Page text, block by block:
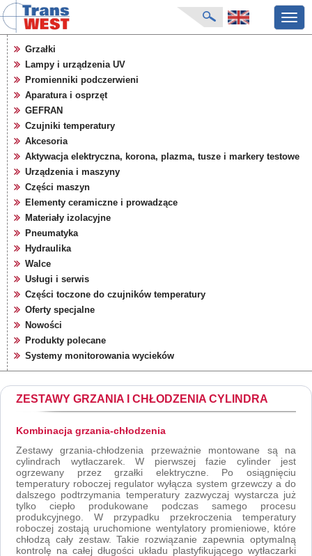
strona główna
aktualności
o firmie
katalog produktów
producenci
karty zapytań
pliki do pobrania
targi
Grzałki
Lampy i urządzenia UV
Promienniki podczerwieni
Aparatura i osprzęt
GEFRAN
Czujniki temperatury
Akcesoria
Aktywacja elektryczna, korona, plazma, tusze i markery testowe
Urządzenia i maszyny
Części maszyn
Elementy ceramiczne i prowadzące
Materiały izolacyjne
Pneumatyka
Hydraulika
Walce
Usługi i serwis
Części toczone do czujników temperatury
Oferty specjalne
Nowości
Produkty polecane
Systemy monitorowania wycieków
ZESTAWY GRZANIA I CHŁODZENIA CYLINDRA
Kombinacja grzania-chłodzenia
Zestawy grzania-chłodzenia przeważnie montowane są na
cylindrach wytłaczarek. W pierwszej fazie cylinder jest
ogrzewany przez grzałki elektryczne. Po osiągnięciu
temperatury roboczej regulator wyłącza system grzewczy a do
dalszego podtrzymania temperatury zazwyczaj wystarcza już
tylko ciepło produkowane podczas samego procesu
produkcyjnego. W przypadku przekroczenia temperatury
roboczej zostają uruchomione wentylatory promieniowe, które
chłodzą cały zestaw. Takie rozwiązanie zapewnia optymalną
kontrolę na całej długości układu plastyfikującego wytłaczarki